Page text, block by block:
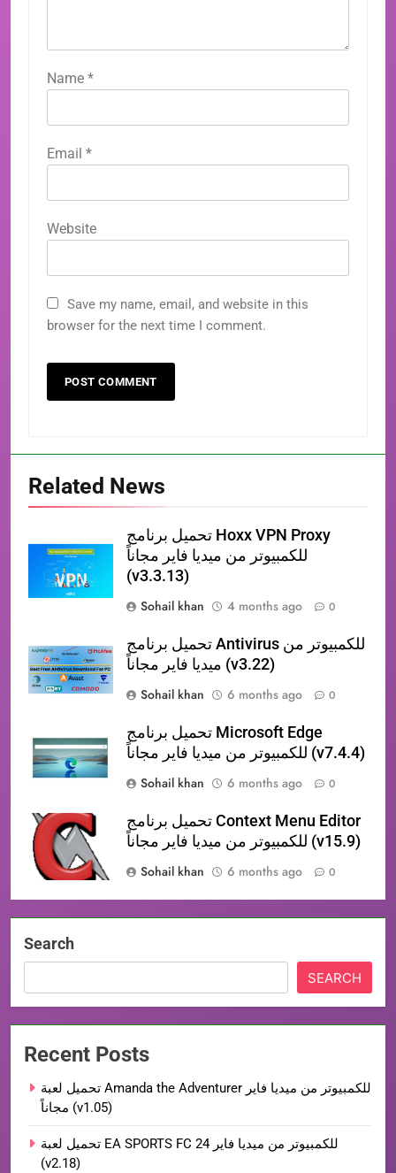
Name *
Email *
Website
Save my name, email, and website in this
browser for the next time I comment.
Related News
تحميل برنامج Hoxx VPN Proxy
للكمبيوتر من ميديا فاير مجاناً
(v3.3.13)
Sohail khan
4 months ago 0
تحميل برنامج Antivirus للكمبيوتر من
ميديا فاير مجاناً (v3.22)
Sohail khan
6 months ago 0
تحميل برنامج Microsoft Edge
للكمبيوتر من ميديا فاير مجاناً (v7.4.4)
Sohail khan
6 months ago 0
تحميل برنامج Context Menu Editor
للكمبيوتر من ميديا فاير مجاناً (v15.9)
Sohail khan
6 months ago 0
Search
SEARCH
Recent Posts
تحميل لعبة Amanda the Adventurer للكمبيوتر من ميديا فاير
مجاناً (v1.05)
تحميل لعبة EA SPORTS FC 24 للكمبيوتر من ميديا فاير
(v2.18)